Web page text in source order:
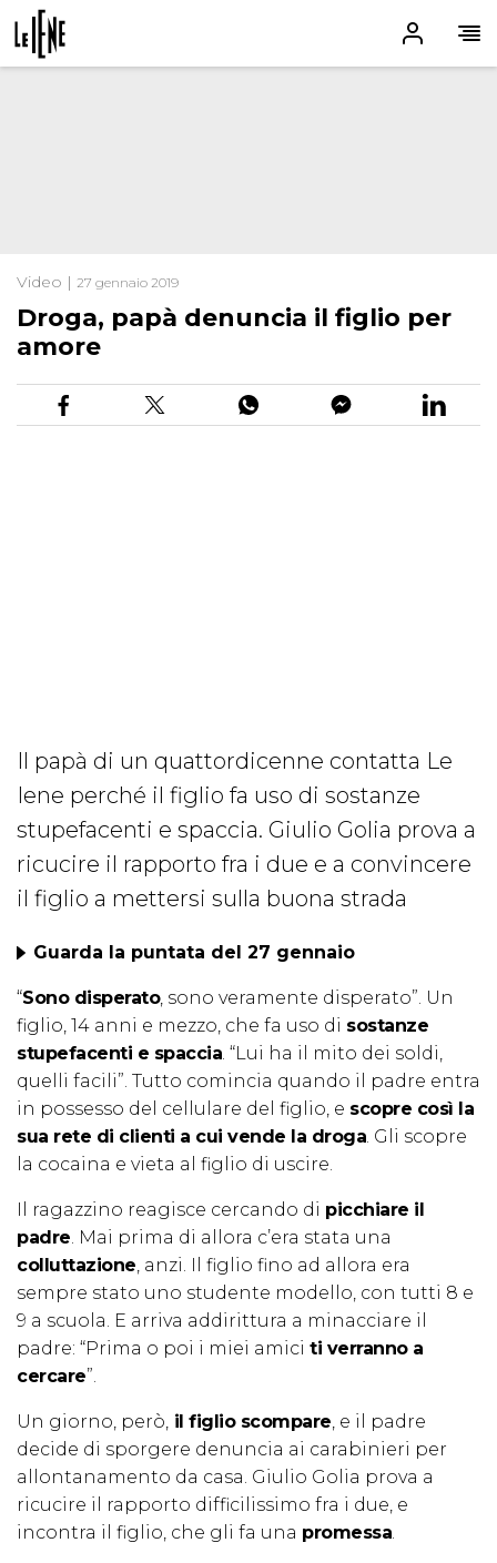
Video | 27 gennaio 2019
Droga, papà denuncia il figlio per
amore
Il papà di un quattordicenne contatta Le
Iene perché il figlio fa uso di sostanze
stupefacenti e spaccia. Giulio Golia prova a
ricucire il rapporto fra i due e a convincere
il figlio a mettersi sulla buona strada
Guarda la puntata del 27 gennaio
“Sono disperato, sono veramente disperato”. Un
figlio, 14 anni e mezzo, che fa uso di sostanze
stupefacenti e spaccia. “Lui ha il mito dei soldi,
quelli facili”. Tutto comincia quando il padre entra
in possesso del cellulare del figlio, e scopre così la
sua rete di clienti a cui vende la droga. Gli scopre
la cocaina e vieta al figlio di uscire.
Il ragazzino reagisce cercando di picchiare il
padre. Mai prima di allora c’era stata una
colluttazione, anzi. Il figlio fino ad allora era
sempre stato uno studente modello, con tutti 8 e
9 a scuola. E arriva addirittura a minacciare il
padre: “Prima o poi i miei amici ti verranno a
cercare”.
Un giorno, però, il figlio scompare, e il padre
decide di sporgere denuncia ai carabinieri per
allontanamento da casa. Giulio Golia prova a
ricucire il rapporto difficilissimo fra i due, e
incontra il figlio, che gli fa una promessa.